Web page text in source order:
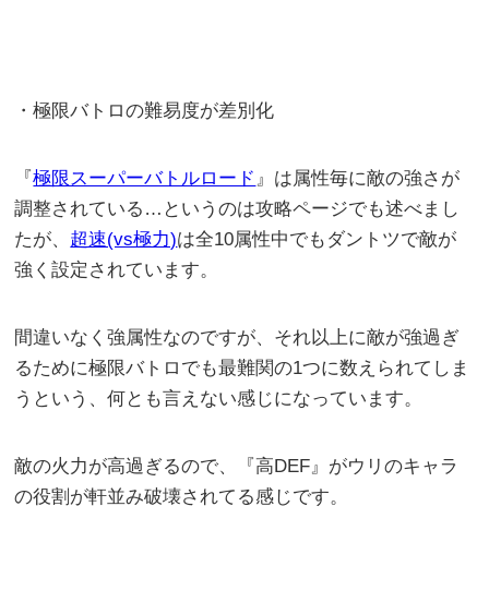
・極限バトロの難易度が差別化
『極限スーパーバトルロード 』は属性毎に敵の強さが
調整されている…というのは攻略ページでも述べまし
たが、 超速(vs極力)は全10属性中でもダントツで敵が
強く設定されています。
間違いなく強属性なのですが、それ以上に敵が強過ぎ
るために極限バトロでも最難関の1つに数えられてしま
うという、何とも言えない感じになっています。
敵の火力が高過ぎるので、『高DEF』がウリのキャラ
の役割が軒並み破壊されてる感じです。